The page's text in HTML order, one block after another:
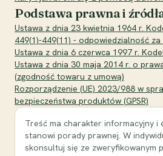
Podstawa prawna i
Ustawa z dnia 23 kwietnia 1964 r.
449(1)-449(11) - odpowiedzialność
Ustawa z dnia 6 czerwca 1997 r.
Ustawa z dnia 30 maja 2014 r. o
(zgodność towaru z umową)
Rozporządzenie (UE) 2023/988 w
bezpieczeństwa produktów (GPSR)
Treść ma charakter informacyjny i
stanowi porady prawnej. W
skonsultuj się ze zweryfikowanym